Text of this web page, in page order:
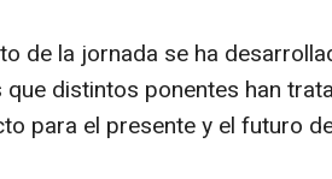
de la jornada se ha
que distintos ponentes han
para el presente y el futuro